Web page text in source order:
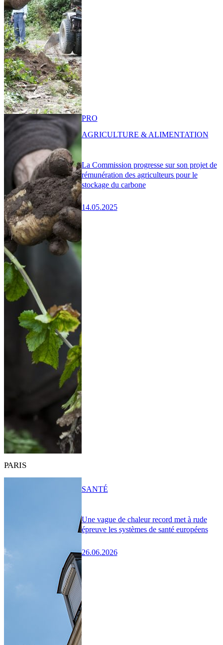
La Commission progresse sur son projet de
rémunération des agriculteurs pour le
stockage du carbone
14.05.2025
PRO
AGRICULTURE & ALIMENTATION
PARIS
Une vague de chaleur record met à rude
épreuve les systèmes de santé européens
26.06.2026
SANTÉ